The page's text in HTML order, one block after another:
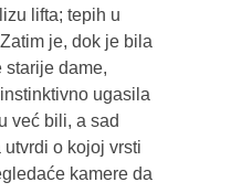
lifta; tepih u
je, dok je bila
dame,
ugasila
već bili, a sad
o kojoj vrsti
kamere da